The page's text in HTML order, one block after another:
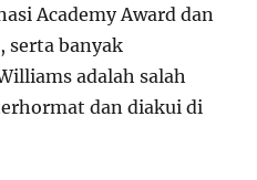
Academy Award dan
serta banyak
adalah salah
dan diakui di